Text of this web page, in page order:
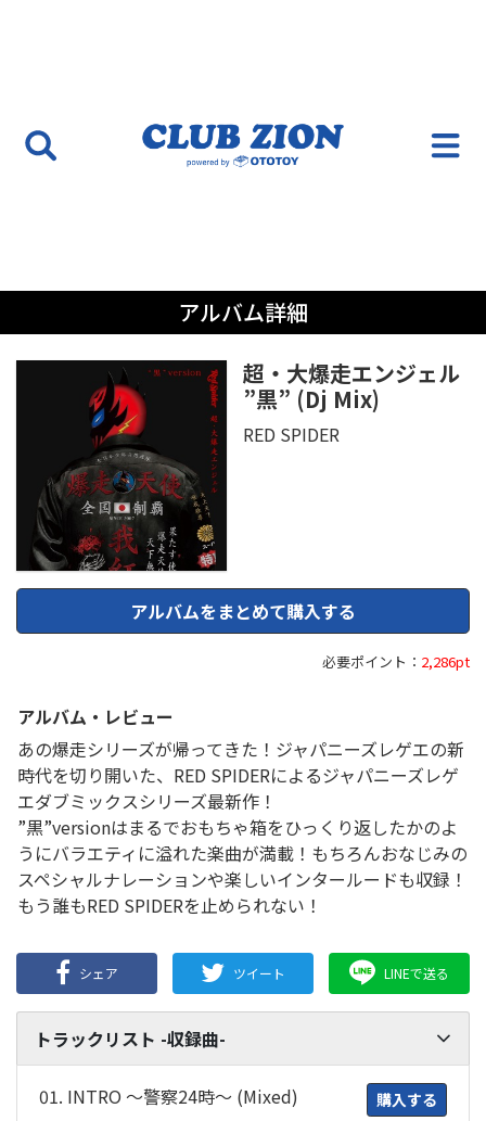
アルバム詳細
超・大爆走エンジェル
”黒” (Dj Mix)
RED SPIDER
アルバムをまとめて購入する
必要ポイント： 2,286pt
アルバム・レビュー
あの爆走シリーズが帰ってきた！ジャパニーズレゲエの新
時代を切り開いた、RED SPIDERによるジャパニーズレゲ
エダブミックスシリーズ最新作！
”黒”versionはまるでおもちゃ箱をひっくり返したかのよ
うにバラエティに溢れた楽曲が満載！もちろんおなじみの
スペシャルナレーションや楽しいインタールードも収録！
もう誰もRED SPIDERを止められない！
シェア ツイート LINEで送る
トラックリスト -収録曲-
01. INTRO ～警察24時～ (Mixed) 購入する